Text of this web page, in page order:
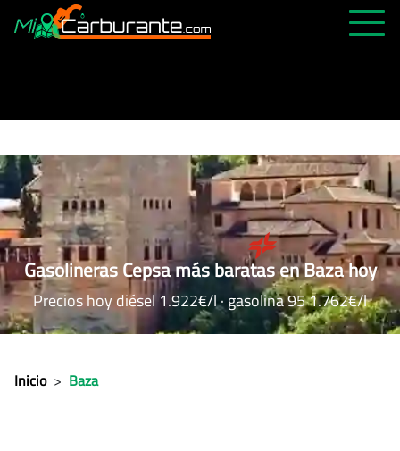
ABIERTAS 24H
ÚLTIMAS MATRÍCULAS
FAVORITAS
Gasolineras Cepsa más baratas en Baza hoy
Precios hoy diésel 1.922€/l · gasolina 95 1.762€/l
Inicio > Baza